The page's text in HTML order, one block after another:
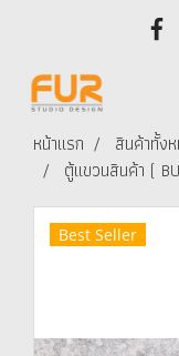
หน้าแรก สินค้าทั้ง
ตู้แขวนสินค้า (
Best Seller